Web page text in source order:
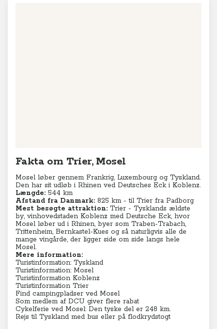
Fakta om Trier, Mosel
Mosel løber gennem Frankrig, Luxembourg og Tyskland.
Den har sit udløb i Rhinen ved Deutsches Eck i Koblenz.
Længde: 544 km
Afstand fra Danmark: 825 km - til Trier fra Padborg
Mest besøgte attraktion: Trier - Tysklands ældste
by, vinhovedstaden Koblenz med Deutsche Eck, hvor
Mosel løber ud i Rhinen, byer som Traben-Trabach,
Trittenheim, Bernkastel-Kues og så naturligvis alle de
mange vingårde, der ligger side om side langs hele
Mosel.
Mere information:
Turistinformation: Tyskland
Turistinformation: Mosel
Turistinformation Koblenz
Turistinformation Trier
Find campingpladser ved Mosel
Som medlem af DCU giver flere rabat
Cykelferie ved Mosel: Den tyske del er 248 km.
Rejs til Tyskland med bus eller på flodkrydstogt